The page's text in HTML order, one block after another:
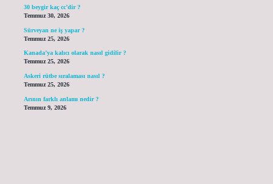
30 beygir kaç cc’dir ?
Temmuz 30, 2026
Sürveyan ne iş yapar ?
Temmuz 25, 2026
Kanada’ya kalıcı olarak nasıl gidilir ?
Temmuz 25, 2026
Askeri rütbe sıralaması nasıl ?
Temmuz 25, 2026
Arının farklı anlamı nedir ?
Temmuz 9, 2026